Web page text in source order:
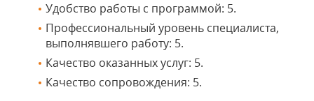
Удобство работы с программой: 5.
Профессиональный уровень специалиста,
выполнявшего работу: 5.
Качество оказанных услуг: 5.
Качество сопровождения: 5.